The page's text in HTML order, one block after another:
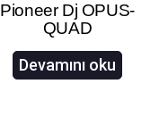
Pioneer Dj OPUS-
QUAD
Devamını oku